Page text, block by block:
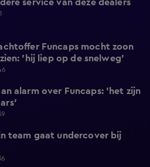
service van deze dealers
Funcaps mocht zoon
'hij liep op de snelweg'
alarm over Funcaps: 'het zijn
team gaat undercover bij